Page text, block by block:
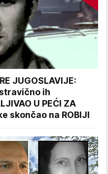
JUGOSLAVIJE:
ih
U PEĆI ZA
skončao na ROBIJI